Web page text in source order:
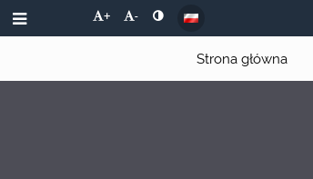
+ -
Strona główna